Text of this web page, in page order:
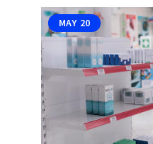
MAY 20